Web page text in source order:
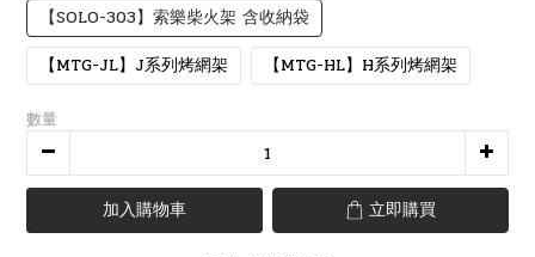
【SOLO-303】索樂柴火架 含收納袋
【MTG-JL】J系列烤網架
【MTG-HL】H系列烤網架
數量
加入購物車 立即購買